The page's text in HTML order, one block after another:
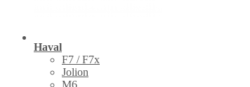
Haval
F7 / F7x
Jolion
M6